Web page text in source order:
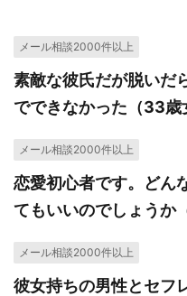
メール相談2000件以上
素敵な彼氏だが脱いだ
でできなかった（33歳
メール相談2000件以上
恋愛初心者です。どん
てもいいのでしょうか
メール相談2000件以上
彼女持ちの男性とセフ